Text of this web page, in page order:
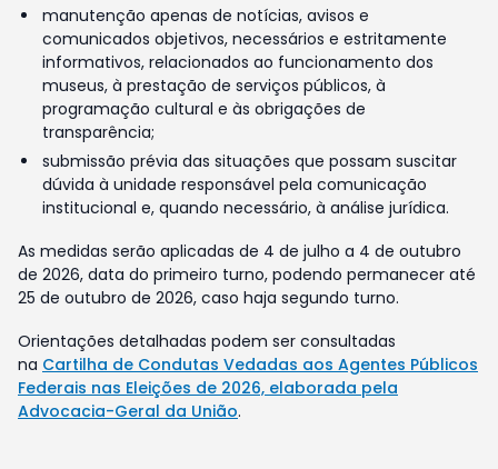
manutenção apenas de notícias, avisos e
comunicados objetivos, necessários e estritamente
informativos, relacionados ao funcionamento dos
museus, à prestação de serviços públicos, à
programação cultural e às obrigações de
transparência;
submissão prévia das situações que possam suscitar
dúvida à unidade responsável pela comunicação
institucional e, quando necessário, à análise jurídica.
As medidas serão aplicadas de 4 de julho a 4 de outubro
de 2026, data do primeiro turno, podendo permanecer até
25 de outubro de 2026, caso haja segundo turno.
Orientações detalhadas podem ser consultadas
na Cartilha de Condutas Vedadas aos Agentes Públicos
Federais nas Eleições de 2026, elaborada pela
Advocacia-Geral da União.